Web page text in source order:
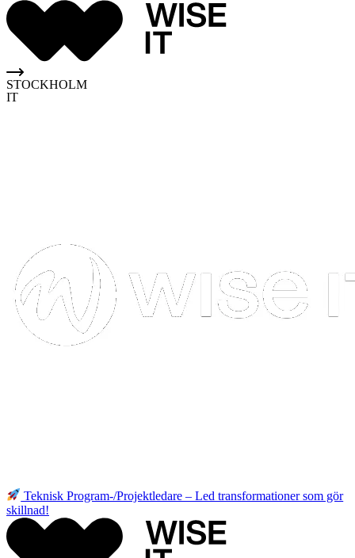
STOCKHOLM
IT
Teknisk Program-/Projektledare – Led transformationer som gör
skillnad!